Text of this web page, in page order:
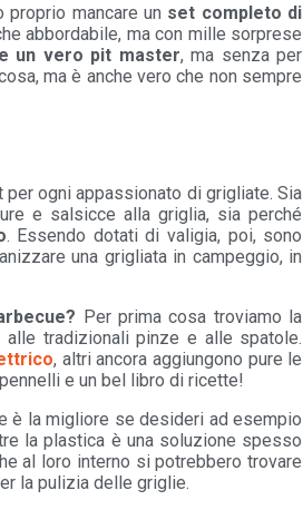
mancare un set completo di
abbordabile, ma con mille sorprese
un vero pit master, ma senza per
ma è anche vero che non sempre
ogni appassionato di grigliate. Sia
e salsicce alla griglia, sia perché
. Essendo dotati di valigia, poi, sono
una grigliata in campeggio, in
Per prima cosa troviamo la
tradizionali pinze e alle spatole.
, altri ancora aggiungono pure le
e un bel libro di ricette!
è la migliore se desideri ad esempio
la plastica è una soluzione spesso
al loro interno si potrebbero trovare
la pulizia delle griglie.